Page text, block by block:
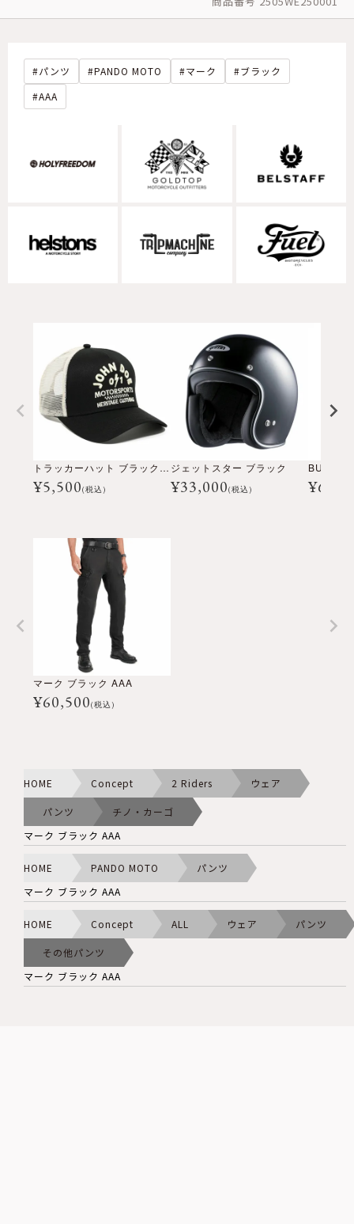
パンツ PANDO MOTO マーク
ブラック
AAA
トラッカーハット ブラック ホワイト
¥5,500(税込)
ジェットスター ブラック
¥33,000(税込) ¥
マーク ブラック AAA
¥60,500(税込)
HOME Concept 2 Riders ウェア
パンツ
チノ・カーゴ
マーク ブラック AAA
HOME PANDO MOTO
パンツ
マーク ブラック AAA
HOME Concept ALL ウェア パンツ
その他パンツ
マーク ブラック AAA